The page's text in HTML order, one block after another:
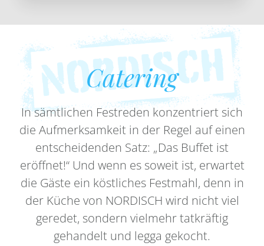
Catering
In sämtlichen Festreden konzentriert sich
die Aufmerksamkeit in der Regel auf einen
entscheidenden Satz: „Das Buffet ist
eröffnet!“ Und wenn es soweit ist, erwartet
die Gäste ein köstliches Festmahl, denn in
der Küche von NORDISCH wird nicht viel
geredet, sondern vielmehr tatkräftig
gehandelt und legga gekocht.